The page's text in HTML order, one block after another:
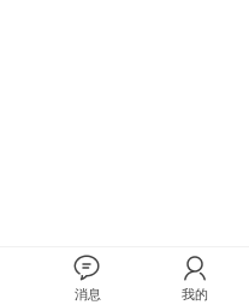
消息 我的